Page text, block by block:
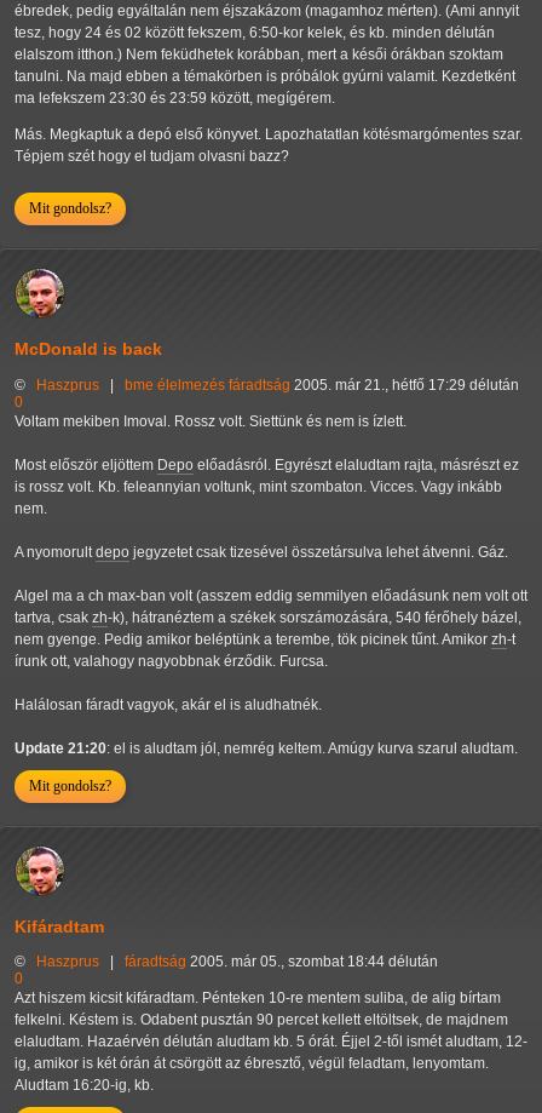
ébredek, pedig egyáltalán nem éjszakázom (magamhoz mérten). (Ami annyit
tesz, hogy 24 és 02 között fekszem, 6:50-kor kelek, és kb. minden délután
elalszom itthon.) Nem feküdhetek korábban, mert a késői órákban szoktam
tanulni. Na majd ebben a témakörben is próbálok gyúrni valamit. Kezdetként
ma lefekszem 23:30 és 23:59 között, megígérem.
Más. Megkaptuk a depó első könyvet. Lapozhatatlan kötésmargómentes szar.
Tépjem szét hogy el tudjam olvasni bazz?
Mit gondolsz?
McDonald is back
© Haszprus | bme élelmezés fáradtság 2005. már 21., hétfő 17:29 délután
0
Voltam mekiben Imoval. Rossz volt. Siettünk és nem is ízlett.
Most először eljöttem Depo előadásról. Egyrészt elaludtam rajta, másrészt ez
is rossz volt. Kb. feleannyian voltunk, mint szombaton. Vicces. Vagy inkább
nem.
A nyomorult depo jegyzetet csak tizesével összetársulva lehet átvenni. Gáz.
Algel ma a ch max-ban volt (asszem eddig semmilyen előadásunk nem volt ott
tartva, csak zh-k), hátranéztem a székek sorszámozására, 540 férőhely bázel,
nem gyenge. Pedig amikor beléptünk a terembe, tök picinek tűnt. Amikor zh-t
írunk ott, valahogy nagyobbnak érződik. Furcsa.
Halálosan fáradt vagyok, akár el is aludhatnék.
Update 21:20: el is aludtam jól, nemrég keltem. Amúgy kurva szarul aludtam.
Mit gondolsz?
Kifáradtam
© Haszprus | fáradtság 2005. már 05., szombat 18:44 délután
0
Azt hiszem kicsit kifáradtam. Pénteken 10-re mentem suliba, de alig bírtam
felkelni. Késtem is. Odabent pusztán 90 percet kellett eltöltsek, de majdnem
elaludtam. Hazaérvén délután aludtam kb. 5 órát. Éjjel 2-től ismét aludtam, 12-
ig, amikor is két órán át csörgött az ébresztő, végül feladtam, lenyomtam.
Aludtam 16:20-ig, kb.